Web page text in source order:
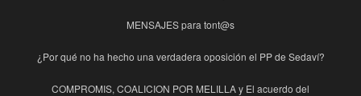
MENSAJES para tont@s
¿Por qué no ha hecho una verdadera oposición el PP de Sedaví?
COMPROMIS, COALICION POR MELILLA y El acuerdo del